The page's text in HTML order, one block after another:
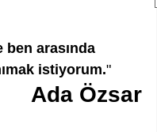
ben arasında
istiyorum."
Ada Özsar